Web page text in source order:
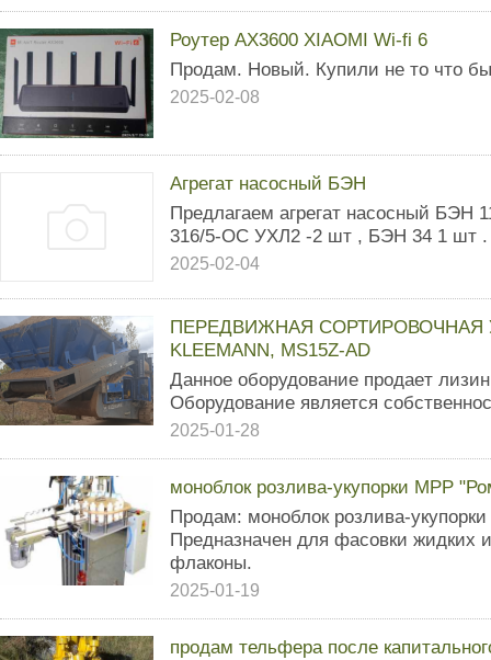
Роутер АХ3600 XIAOMI Wi-fi 6
Продам. Новый. Купили не то что
2025-02-08
Агрегат насосный БЭН
Предлагаем агрегат насосный
316/5-ОС УХЛ2 -2 шт , БЭН 34 1 шт .
2025-02-04
ПЕРЕДВИЖНАЯ СОРТИРОВОЧНАЯ
KLEEMANN, MS15Z-AD
Данное оборудование прoдаeт
Оборудование является
2025-01-28
моноблок розлива-укупорки МРР
Продам: моноблок розлива-
Предназначен для фасовки жидких
флаконы.
2025-01-19
продам тельфера после